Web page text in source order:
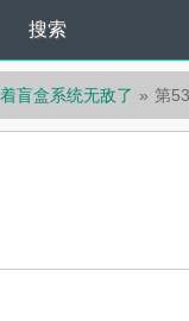
搜索
盲盒系统无敌了 第